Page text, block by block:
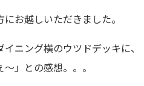
お越しいただきました。
ニング横のウツドデッキに、
」との感想。。。